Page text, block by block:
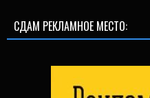
СДАМ РЕКЛАМНОЕ МЕСТО: